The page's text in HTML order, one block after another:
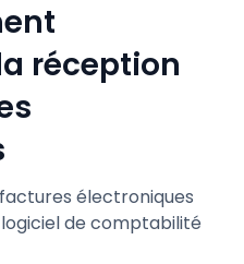
réception
électroniques
de comptabilité